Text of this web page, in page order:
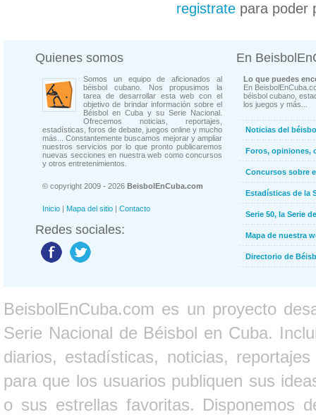
registrate para poder
Quienes somos
Somos un equipo de aficionados al
béisbol cubano. Nos propusimos la
tarea de desarrollar esta web con el
objetivo de brindar información sobre el
Béisbol en Cuba y su Serie Nacional.
Ofrecemos noticias, reportajes,
estadísticas, foros de debate, juegos online y mucho
más... Constantemente buscamos mejorar y ampliar
nuestros servicios por lo que pronto publicaremos
nuevas secciones en nuestra web como concursos
y otros entretenimientos.
© copyright 2009 - 2026 BeisbolEnCuba.com
Inicio | Mapa del sitio | Contacto
Redes sociales:
En
Lo que puedes
En
béisbol cubano,
los juegos y más...
Noticias del
Foros, opiniones,
Concursos sobre
Estadísticas de la
Serie 50, la Serie
Mapa de nuestra
Directorio de
BeisbolEnCuba.com es un proyecto
Serie Nacional de Béisbol en Cuba.
diarios, estadísticas, noticias,
para que los usuarios publiquen sus
o sus estrellas favoritas. Disponemos